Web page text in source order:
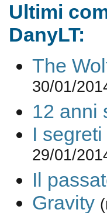
Ultimi
DanyLT:
The
30/01/
12 anni
I
29/01/
Il
Gravity